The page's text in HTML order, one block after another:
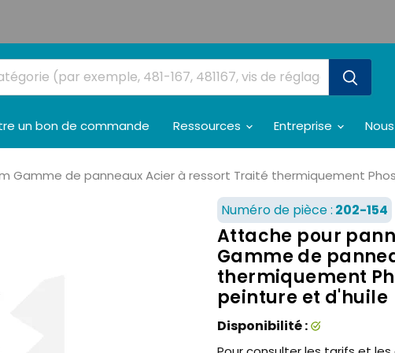
un bon de commande Ressources Entreprise
Gamme de panneaux Acier à ressort Traité thermiquement
Numéro de pièce : 202-154
Attache pour
Gamme de
thermiquement
peinture et d'huile
Disponibilité :